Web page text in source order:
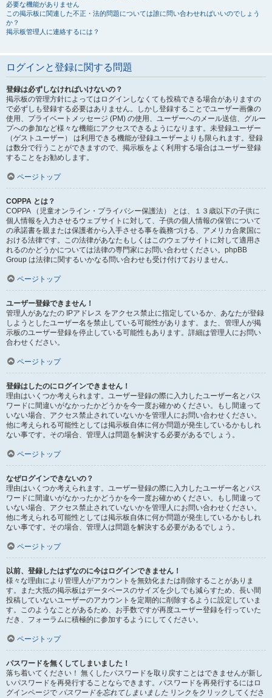
必要な機能がありません
この掲示板に関連した不正・法的問題については誰に問い合わせればいいのでしょう
か？
掲示板管理人に連絡するには？
ログインと登録に関する問題
登録は必ずしなければいけないの？
掲示板の管理方針によってはログインしなくても投稿できる場合がありますの
で必ずしも登録する必要はありません。しかし登録することでユーザー画像の
使用、プライベートメッセージ (PM) の使用、ユーザーへのメール送信、グルー
プへの参加など様々な機能にアクセスできるようになります。未登録ユーザー
（ゲストユーザー） は利用できる機能が登録ユーザーよりも限られます。登録
は数分で行うことができますので、掲示板をよく利用する場合はユーザー登録
することをお勧めします。
ページトップ
COPPA とは？
COPPA （児童オンライン・プライバシー保護法） とは、１３歳以下の子供に
個人情報を入力させるウェブサイトに対して、子供の個人情報の保管について
の承諾書を親または保護者から入手させる事を義務づける、アメリカ合衆国に
おける法律です。この法律があなたもしくはこのウェブサイトに対して適用さ
れるのかどうかについては法律の専門家にお問い合わせください。phpBB
Group は法律に関するいかなる問い合わせも受け付けておりません。
ページトップ
ユーザー登録できません！
管理人があなたの IPアドレス をアクセス禁止に指定しているか、あなたが登録
しようとしたユーザー名を禁止している可能性があります。また、管理人が掲
示板のユーザー登録を停止している可能性もあります。詳細は管理人にお問い
合わせください。
ページトップ
登録はしたのにログインできません！
理由はいくつか考えられます。ユーザー登録の際に入力したユーザー名とパス
ワードに間違いがなかったかどうかを今一度お確かめください。もし間違って
いない場合、アクセス禁止されていないかを管理人にお問い合わせください。
他に考えられる可能性としては掲示板自体に何か問題が発生しているかもしれ
ない事です。その場合、管理人は問題を解決する必要があるでしょう。
ページトップ
なぜログインできないの？
理由はいくつか考えられます。ユーザー登録の際に入力したユーザー名とパス
ワードに間違いがなかったかどうかを今一度お確かめください。もし間違って
いない場合、アクセス禁止されていないかを管理人にお問い合わせください。
他に考えられる可能性としては掲示板自体に何か問題が発生しているかもしれ
ない事です。その場合、管理人は問題を解決する必要があるでしょう。
ページトップ
以前、登録したはずなのに今はログインできません！
様々な理由により管理人がアカウントを無効化または削除することがありま
す。また大抵の掲示板はデータベースのサイズを少しでも減らすため、長い間
投稿していないユーザーのアカウントを定期的に削除するように設定していま
す。このようなことがあるため、お手数ですが再度ユーザー登録を行っていた
だき、フォーラムに積極的に参加するようにしてください。
ページトップ
パスワードを無くしてしまいました！
落ち着いてください！ 無くしたパスワードを取り戻すことはできませんが新し
いパスワードを再発行することならできます。パスワードを再発行するにはロ
グインページで パスワードを忘れてしまいました リンクをクリックしてくださ